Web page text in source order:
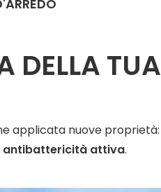
DELLA TUA
applicata nuove proprietà:
antibattericità attiva.